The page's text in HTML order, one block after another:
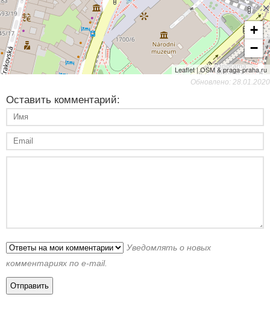
+
−
Leaflet | OSM & praga-praha.ru
Обновлено: 28.01.2020
Оставить комментарий:
Уведомлять о новых
комментариях по e-mail.